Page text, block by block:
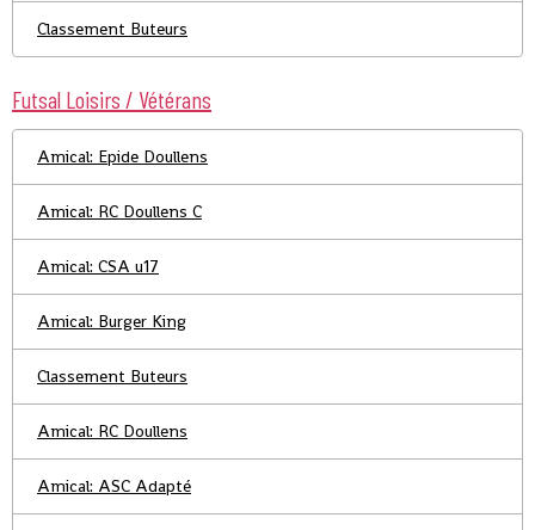
Classement Buteurs
Futsal Loisirs / Vétérans
Amical: Epide Doullens
Amical: RC Doullens C
Amical: CSA u17
Amical: Burger King
Classement Buteurs
Amical: RC Doullens
Amical: ASC Adapté